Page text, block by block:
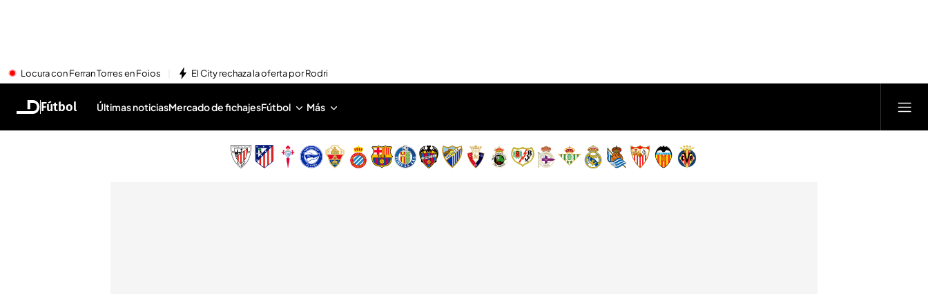
Locura con Ferran Torres en Foios El City rechaza la oferta por Rodri
Fútbol Últimas noticiasMercado de fichajesFútbol Más